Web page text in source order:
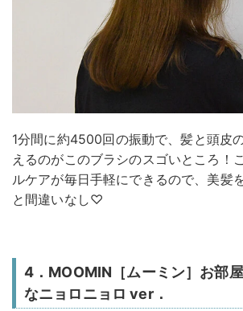
1分間に約4500回の振動で、髪と頭皮
えるのがこのブラシのスゴいところ！
ルケアが毎日手軽にできるので、美髪
と間違いなし♡
4．MOOMIN［ムーミン］お部
なニョロニョロ ver．